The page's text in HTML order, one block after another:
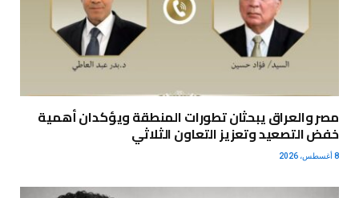
مصر والعراق يبحثان تطورات المنطقة ويؤكدان أهمية
خفض التصعيد وتعزيز التعاون الثلاثي
8 أغسطس، 2026